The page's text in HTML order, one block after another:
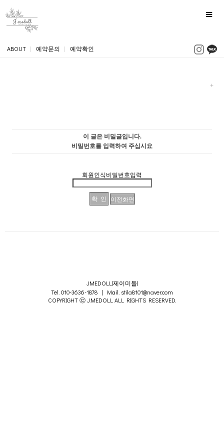
ABOUT | 예약문의 | 예약확인
이 글은 비밀글입니다.
비밀번호를 입력하여 주십시요
회원인식비밀번호입력
JMEDOLL(제이미돌)
Tel. 010-3636-1878 | Mail. stila8101@naver.com
COPYRIGHT ⓒ J.MEDOLL ALL RIGHTS RESERVED.